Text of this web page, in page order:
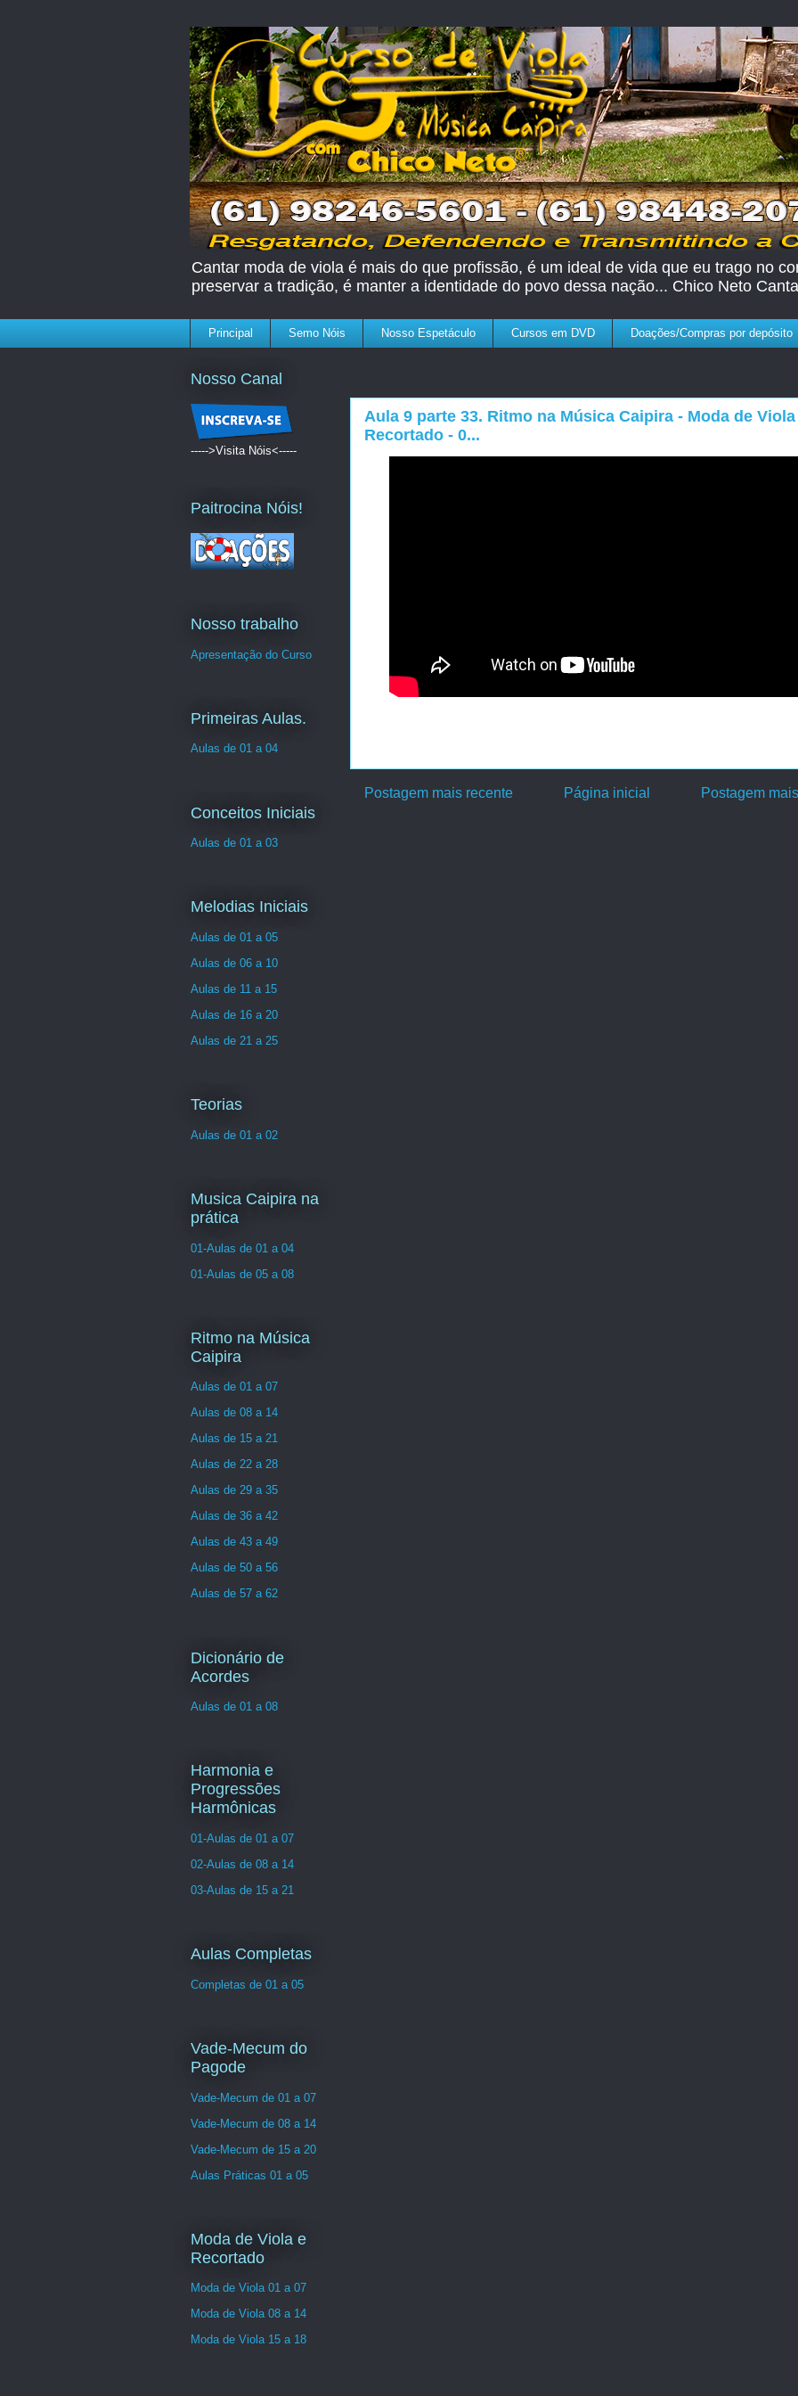
Cantar moda de viola é mais do que profissão, é um ideal de vida que eu trago no
preservar a tradição, é manter a identidade do povo dessa nação... Chico Neto
Principal Semo Nóis Nosso Espetáculo Cursos em DVD Doações/Compras por depósito
Aula 9 parte 33. Ritmo na Música Caipira - Moda de Viola
Recortado - 0...
Postagem mais recente Postagem
Página inicial
Nosso Canal
----->Visita Nóis<-----
Paitrocina Nóis!
Nosso trabalho
Apresentação do Curso
Primeiras Aulas.
Aulas de 01 a 04
Conceitos Iniciais
Aulas de 01 a 03
Melodias Iniciais
Aulas de 01 a 05
Aulas de 06 a 10
Aulas de 11 a 15
Aulas de 16 a 20
Aulas de 21 a 25
Teorias
Aulas de 01 a 02
Musica Caipira na
prática
01-Aulas de 01 a 04
01-Aulas de 05 a 08
Ritmo na Música
Caipira
Aulas de 01 a 07
Aulas de 08 a 14
Aulas de 15 a 21
Aulas de 22 a 28
Aulas de 29 a 35
Aulas de 36 a 42
Aulas de 43 a 49
Aulas de 50 a 56
Aulas de 57 a 62
Dicionário de
Acordes
Aulas de 01 a 08
Harmonia e
Progressões
Harmônicas
01-Aulas de 01 a 07
02-Aulas de 08 a 14
03-Aulas de 15 a 21
Aulas Completas
Completas de 01 a 05
Vade-Mecum do
Pagode
Vade-Mecum de 01 a 07
Vade-Mecum de 08 a 14
Vade-Mecum de 15 a 20
Aulas Práticas 01 a 05
Moda de Viola e
Recortado
Moda de Viola 01 a 07
Moda de Viola 08 a 14
Moda de Viola 15 a 18